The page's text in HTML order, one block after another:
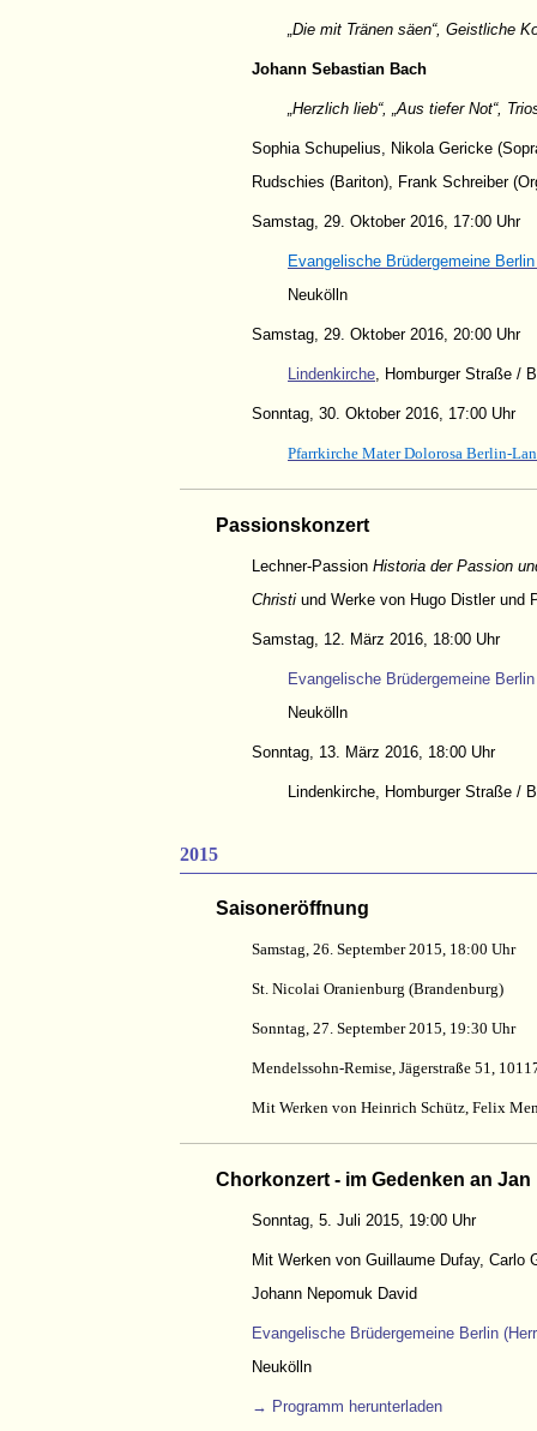
„Die mit Tränen säen“, Geistliche
Johann Sebastian Bach
„Herzlich lieb“, „Aus tiefer Not“,
Sophia Schupelius, Nikola Gericke
Rudschies (Bariton), Frank Schreiber
Samstag, 29. Oktober 2016, 17:00 Uhr
Evangelische Brüdergemeine
Neukölln
Samstag, 29. Oktober 2016, 20:00 Uhr
Lindenkirche, Homburger Straße /
Sonntag, 30. Oktober 2016, 17:00 Uhr
Pfarrkirche Mater Dolorosa Berlin-
Passionskonzert
Lechner-Passion Historia der Passion
Christi und Werke von Hugo Distler und
Samstag, 12. März 2016, 18:00 Uhr
Evangelische Brüdergemeine
Neukölln
Sonntag, 13. März 2016, 18:00 Uhr
Lindenkirche, Homburger Straße /
2015
Saisoneröffnung
Samstag, 26. September 2015, 18:00 Uhr
St. Nicolai Oranienburg (Brandenburg)
Sonntag, 27. September 2015, 19:30 Uhr
Mendelssohn-Remise, Jägerstraße 51,
Mit Werken von Heinrich Schütz, Felix
Chorkonzert - im Gedenken an Jan
Sonntag, 5. Juli 2015, 19:00 Uhr
Mit Werken von Guillaume Dufay, Carlo
Johann Nepomuk David
Evangelische Brüdergemeine Berlin
Neukölln
→ Programm herunterladen